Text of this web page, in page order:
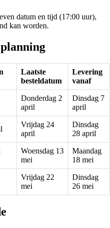
datum en tijd (17:00 uur),
kan worden.
Laatste
besteldatum
Levering
vanaf
Donderdag 2
april
Dinsdag 7
april
Vrijdag 24
april
Dinsdag
28 april
Woensdag 13
mei
Maandag
18 mei
Vrijdag 22
mei
Dinsdag
26 mei